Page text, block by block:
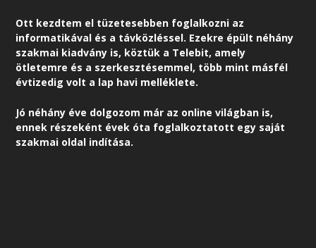
Ott kezdtem el tüzetesebben foglalkozni az
informatikával és a távközléssel. Ezekre épült néhány
szakmai kiadvány is, köztük a Telebit, amely
ötletemre és a szerkesztésemmel, több mint másfél
évtizedig volt a lap havi melléklete.
Jó néhány éve dolgozom már az online világban is,
ennek részeként évek óta foglalkoztatott egy saját
szakmai oldal indítása.